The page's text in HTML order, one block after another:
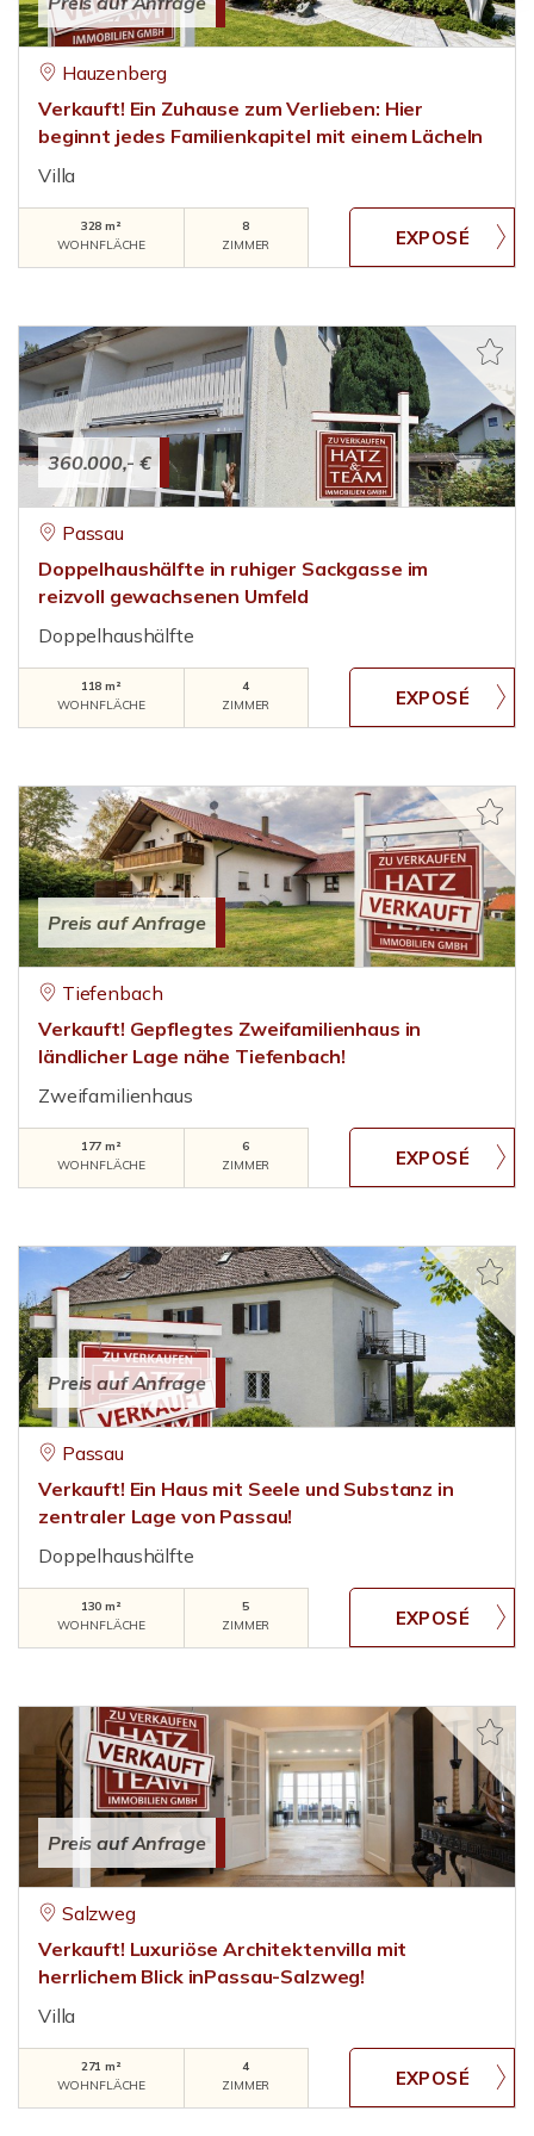
Hauzenberg
Verkauft! Ein Zuhause zum Verlieben: Hier
beginnt jedes Familienkapitel mit einem Lächeln
Villa
328 m²
WOHNFLÄCHE
8
ZIMMER
360.000,- €
Passau
Doppelhaushälfte in ruhiger Sackgasse im
reizvoll gewachsenen Umfeld
Doppelhaushälfte
118 m²
WOHNFLÄCHE
4
ZIMMER
Preis auf Anfrage
Tiefenbach
Verkauft! Gepflegtes Zweifamilienhaus in
ländlicher Lage nähe Tiefenbach!
Zweifamilienhaus
177 m²
WOHNFLÄCHE
6
ZIMMER
Preis auf Anfrage
Passau
Verkauft! Ein Haus mit Seele und Substanz in
zentraler Lage von Passau!
Doppelhaushälfte
130 m²
WOHNFLÄCHE
5
ZIMMER
Preis auf Anfrage
Salzweg
Verkauft! Luxuriöse Architektenvilla mit
herrlichem Blick inPassau-Salzweg!
Villa
271 m²
WOHNFLÄCHE
4
ZIMMER